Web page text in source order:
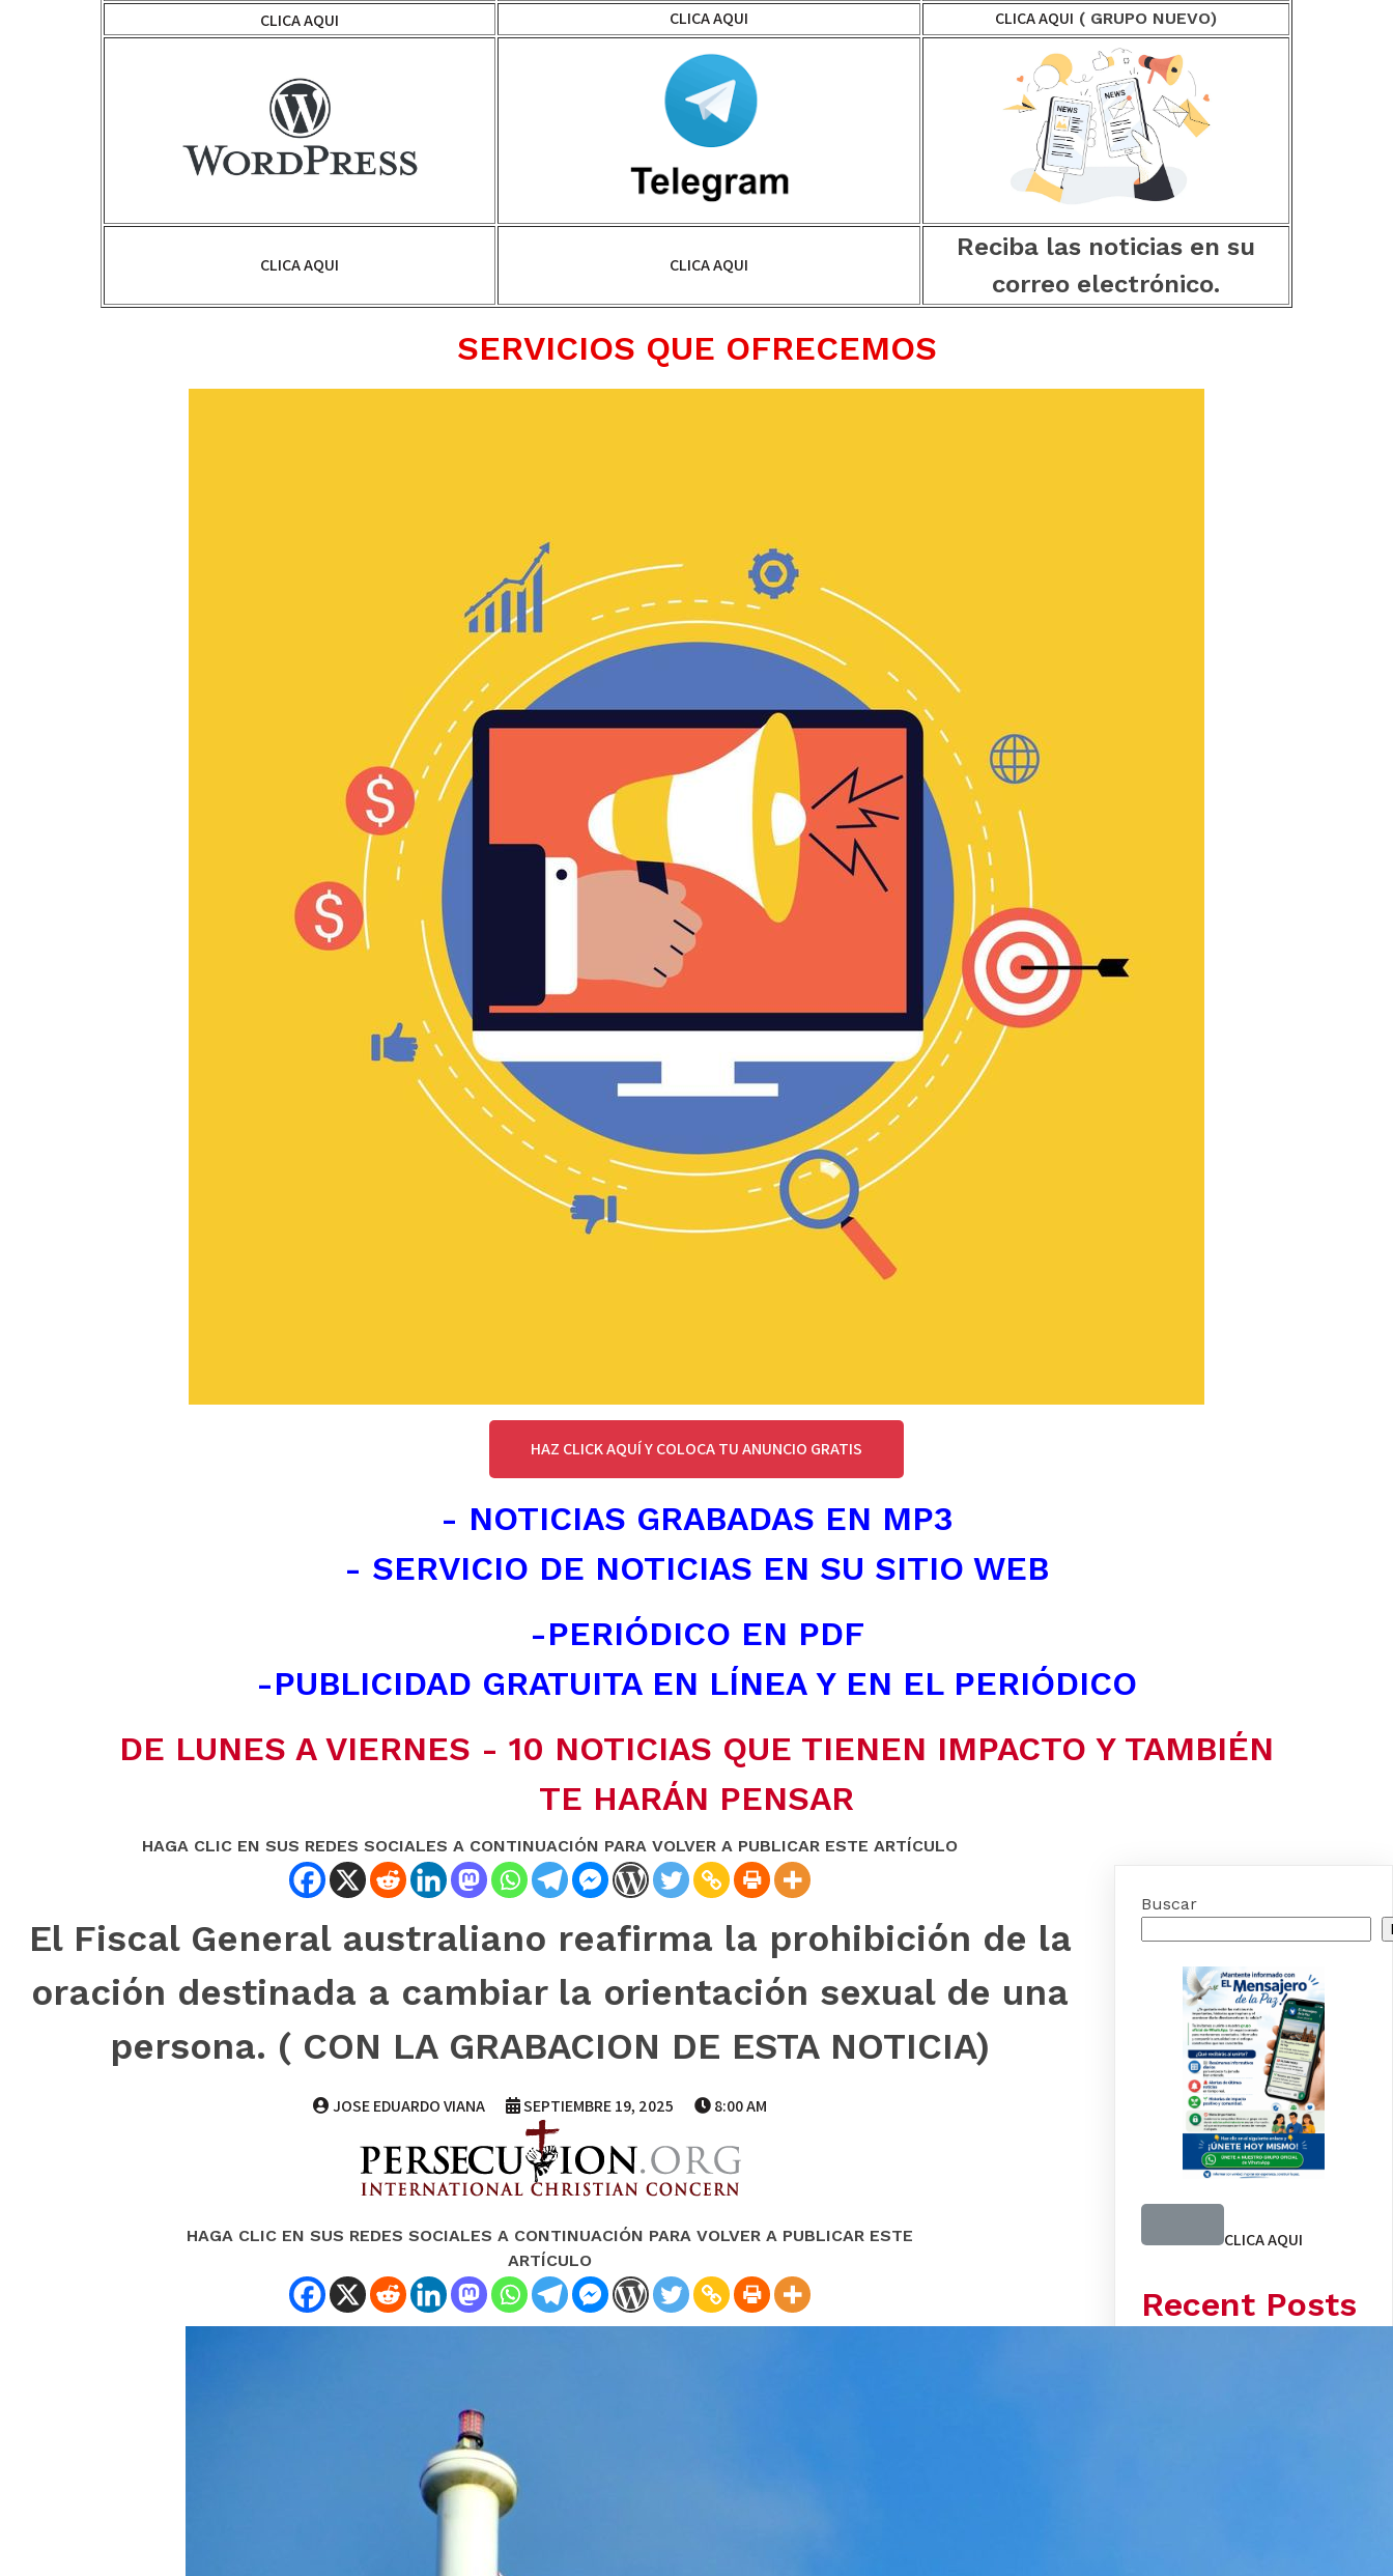
CLICA AQUI CLICA AQUI CLICA AQUI ( GRUPO NUEVO)
CLICA AQUI CLICA AQUI
Reciba las noticias en su
correo electrónico.
SERVICIOS QUE OFRECEMOS
HAZ CLICK AQUÍ Y COLOCA TU ANUNCIO GRATIS
- NOTICIAS GRABADAS EN MP3
- SERVICIO DE NOTICIAS EN SU SITIO WEB
-PERIÓDICO EN PDF
-PUBLICIDAD GRATUITA EN LÍNEA Y EN EL PERIÓDICO
DE LUNES A VIERNES - 10 NOTICIAS QUE TIENEN IMPACTO Y TAMBIÉN
TE HARÁN PENSAR
HAGA CLIC EN SUS REDES SOCIALES A CONTINUACIÓN PARA VOLVER A PUBLICAR ESTE ARTÍCULO
El Fiscal General australiano reafirma la prohibición de la
oración destinada a cambiar la orientación sexual de una
persona. ( CON LA GRABACION DE ESTA NOTICIA)
JOSE EDUARDO VIANA SEPTIEMBRE 19, 2025 8:00 AM
HAGA CLIC EN SUS REDES SOCIALES A CONTINUACIÓN PARA VOLVER A PUBLICAR ESTE
ARTÍCULO
Buscar
CLICA AQUI
Recent Posts